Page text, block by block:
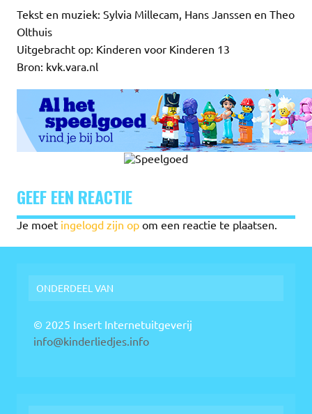
Tekst en muziek: Sylvia Millecam, Hans Janssen en Theo
Olthuis
Uitgebracht op: Kinderen voor Kinderen 13
Bron: kvk.vara.nl
GEEF EEN REACTIE
Je moet ingelogd zijn op om een reactie te plaatsen.
ONDERDEEL VAN
© 2025 Insert Internetuitgeverij
info@kinderliedjes.info